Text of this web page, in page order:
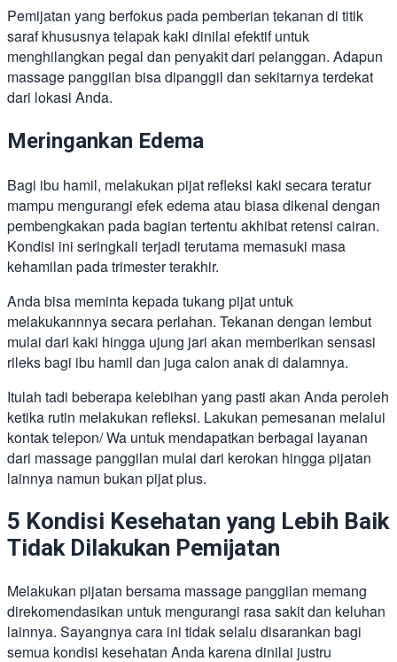
Pemijatan yang berfokus pada pemberian tekanan di titik
saraf khususnya telapak kaki dinilai efektif untuk
menghilangkan pegal dan penyakit dari pelanggan. Adapun
massage panggilan bisa dipanggil dan sekitarnya terdekat
dari lokasi Anda.
Meringankan Edema
Bagi ibu hamil, melakukan pijat refleksi kaki secara teratur
mampu mengurangi efek edema atau biasa dikenal dengan
pembengkakan pada bagian tertentu akhibat retensi cairan.
Kondisi ini seringkali terjadi terutama memasuki masa
kehamilan pada trimester terakhir.
Anda bisa meminta kepada tukang pijat untuk
melakukannnya secara perlahan. Tekanan dengan lembut
mulai dari kaki hingga ujung jari akan memberikan sensasi
rileks bagi ibu hamil dan juga calon anak di dalamnya.
Itulah tadi beberapa kelebihan yang pasti akan Anda peroleh
ketika rutin melakukan refleksi. Lakukan pemesanan melalui
kontak telepon/ Wa untuk mendapatkan berbagai layanan
dari massage panggilan mulai dari kerokan hingga pijatan
lainnya namun bukan pijat plus.
5 Kondisi Kesehatan yang Lebih Baik
Tidak Dilakukan Pemijatan
Melakukan pijatan bersama massage panggilan memang
direkomendasikan untuk mengurangi rasa sakit dan keluhan
lainnya. Sayangnya cara ini tidak selalu disarankan bagi
semua kondisi kesehatan Anda karena dinilai justru